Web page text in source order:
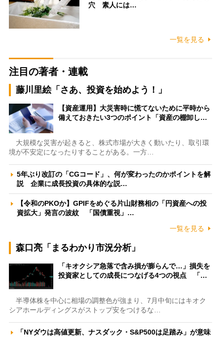
穴 素人には…
一覧を見る
注目の著者・連載
藤川里絵「さあ、投資を始めよう！」
【資産運用】大災害時に慌てないために平時から
備えておきたい3つのポイント「資産の棚卸し…
大規模な災害が起きると、株式市場が大きく動いたり、取引環
境が不安定になったりすることがある。一方…
5年ぶり改訂の「CGコード」、何が変わったのかポイントを解
説 企業に成長投資の具体的な説…
【令和のPKOか】GPIFをめぐる片山財務相の「円資産への投
資拡大」発言の波紋 「国債重視」…
一覧を見る
森口亮「まるわかり市況分析」
「キオクシア急落で含み損が膨らんで…」損失を
投資家としての成長につなげる4つの視点 「…
半導体株を中心に相場の調整色が強まり、7月中旬にはキオク
シアホールディングスがストップ安をつけるな…
「NYダウは高値更新、ナスダック・S&P500は足踏み」が意味